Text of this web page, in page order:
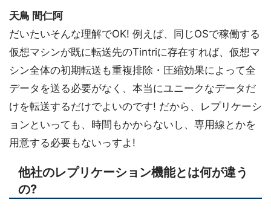
天鳥 間仁阿
だいたいそんな理解でOK! 例えば、同じOSで稼働する
仮想マシンが既に転送先のTintriに存在すれば、仮想マ
シン全体の初期転送も重複排除・圧縮効果によって全
データを送る必要がなく、本当にユニークなデータだ
けを転送するだけでよいのです! だから、レプリケーシ
ョンといっても、時間もかからないし、専用線とかを
用意する必要もないっすよ!
他社のレプリケーション機能とは何が違う
の?